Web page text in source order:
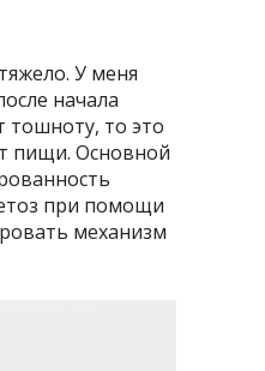
У меня
начала
тошноту, то это
пищи. Основной
при помощи
механизм